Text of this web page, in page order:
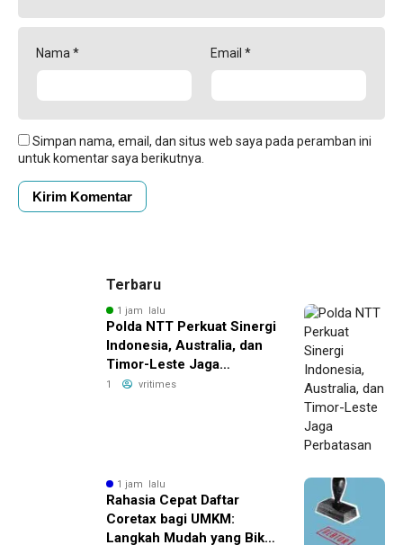
Nama * Email *
Simpan nama, email, dan situs web saya pada peramban ini
untuk komentar saya berikutnya.
Terbaru
1 jam lalu
Polda NTT Perkuat Sinergi
Indonesia, Australia, dan
Timor-Leste Jaga
Perbatasan
1 vritimes
1 jam lalu
Rahasia Cepat Daftar
Coretax bagi UMKM:
Langkah Mudah yang Bikin